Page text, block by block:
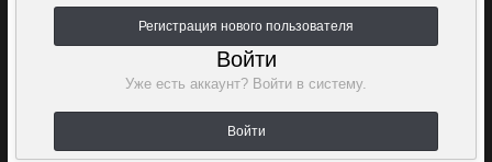
Регистрация нового пользователя
Войти
Уже есть аккаунт? Войти в систему.
Войти